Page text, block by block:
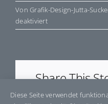
VonGrafik-Design-Jutta-
deaktiviertfür
E55853
Share This
Diese Seite verwendet